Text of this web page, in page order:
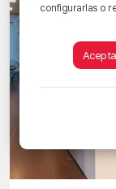
configurarlas o